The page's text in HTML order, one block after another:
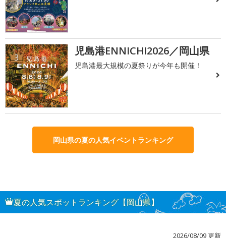
3 児島港ENNICHI2026／岡山県
児島港最大規模の夏祭りが今年も開催！
岡山県の夏の人気イベントランキング
夏の人気スポットランキング【岡山県】
2026/08/09 更新